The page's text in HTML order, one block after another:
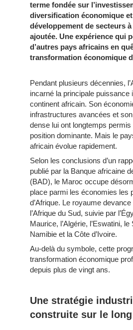
terme fondée sur
diversification économique
développement de secteurs
ajoutée. Une expérience qui
d’autres pays africains en
transformation économique
Pendant plusieurs décennies,
incarné la principale puissance
continent africain. Son
infrastructures avancées et
dense lui ont longtemps
position dominante. Mais le
africain évolue rapidement.
Selon les conclusions d’un
publié par la Banque africaine
(BAD), le Maroc occupe
place parmi les économies les
d’Afrique. Le royaume
l’Afrique du Sud, suivie par
Maurice, l’Algérie, l’Eswatini, le
Namibie et la Côte d’Ivoire.
Au-delà du symbole, cette
transformation économique
depuis plus de vingt ans.
Une stratégie
construite sur le